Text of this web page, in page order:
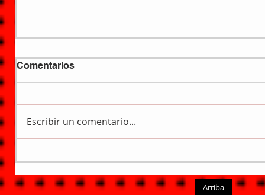
Comentarios
Escribir un comentario...
Arriba